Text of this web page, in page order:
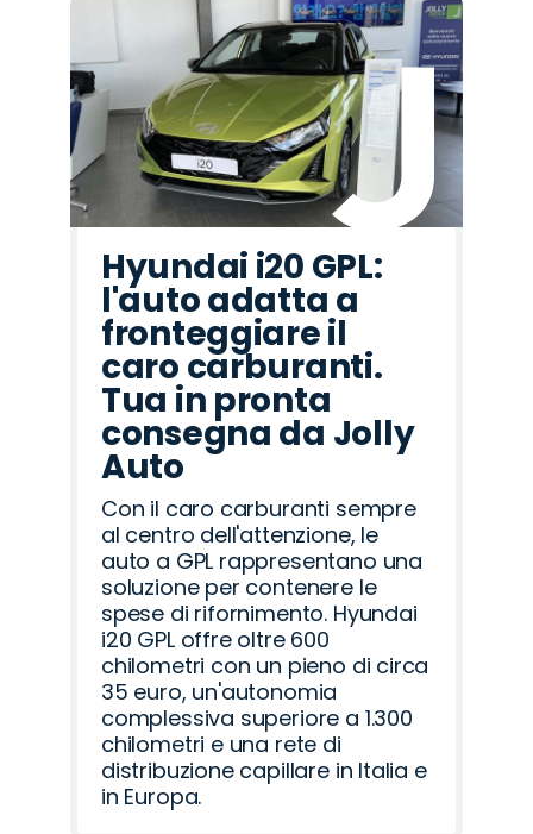
Hyundai i20 GPL:
l'auto adatta a
fronteggiare il
caro carburanti.
Tua in pronta
consegna da Jolly
Auto
Con il caro carburanti sempre
al centro dell'attenzione, le
auto a GPL rappresentano una
soluzione per contenere le
spese di rifornimento. Hyundai
i20 GPL offre oltre 600
chilometri con un pieno di circa
35 euro, un'autonomia
complessiva superiore a 1.300
chilometri e una rete di
distribuzione capillare in Italia e
in Europa.